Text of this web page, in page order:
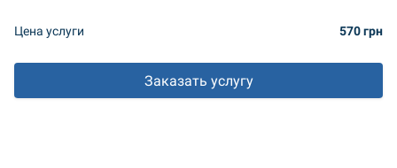
Цена услуги 570 грн
Заказать услугу